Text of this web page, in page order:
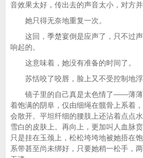
音效果太好，传出去的声音太小，对方并
她只得无奈地重复一次。
这回，季楚宴倒是应声了，只不过声
响起的。
这意味着，她没有准备的时间了。
苏恬咬了咬唇，脸上又不受控制地浮
镜子里的自己真是太色情了——薄薄
着饱满的阴阜，仅由细绳在髋骨上系着
会散开。平坦纤细的腰肢上还沾着点点
雪白的皮肤上。再向上，更加叫人血脉
只是挂在玉颈上，松松垮垮地被她捂在
系带甚至尚未绑好，只要她稍一松手，